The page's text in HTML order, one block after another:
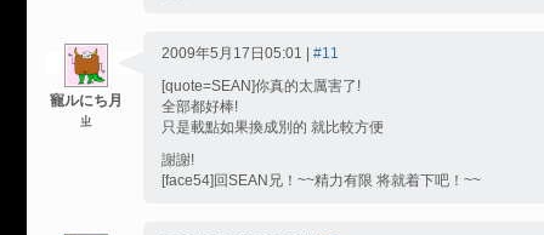
寵ルにち月
ㄓ
2009年5月17日05:01 | #11
[quote=SEAN]你真的太厲害了!
全部都好棒!
只是載點如果換成別的 就比較方便
謝謝!
[face54]回SEAN兄！~~精力有限 将就着下吧！~~